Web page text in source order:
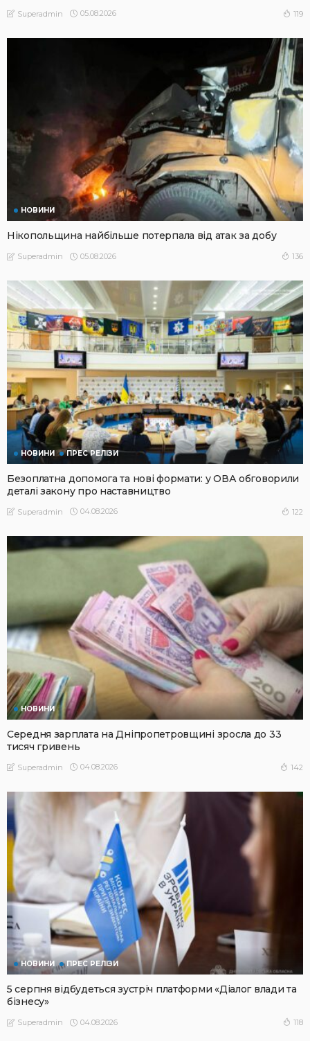
Superadmin 05.08.2026 119
НОВИНИ
Нікопольщина найбільше потерпала від атак за добу
Superadmin 05.08.2026 136
НОВИНИ ПРЕС РЕЛІЗИ
Безоплатна допомога та нові формати: у ОВА обговорили
деталі закону про наставництво
Superadmin 04.08.2026 122
НОВИНИ
Середня зарплата на Дніпропетровщині зросла до 33
тисяч гривень
Superadmin 04.08.2026 142
НОВИНИ ПРЕС РЕЛІЗИ
5 серпня відбудеться зустріч платформи «Діалог влади та
бізнесу»
Superadmin 04.08.2026 118